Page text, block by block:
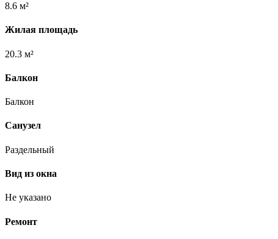
8.6 м²
Жилая площадь
20.3 м²
Балкон
Балкон
Санузел
Раздельный
Вид из окна
Не указано
Ремонт